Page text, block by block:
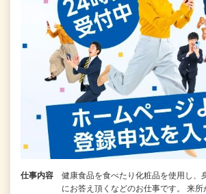
仕事内容
健康食品を食べたり化粧品を使用し、
にお答え頂くなどのお仕事です。 来